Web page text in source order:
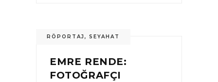
RÖPORTAJ , SEYAHAT
EMRE RENDE:
FOTOĞRAFÇI